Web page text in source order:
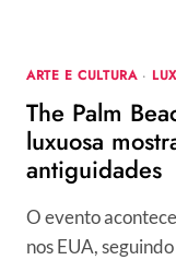
ARTE E CULTURA·
The Palm
luxuosa
antiguidades
O evento
nos EUA,